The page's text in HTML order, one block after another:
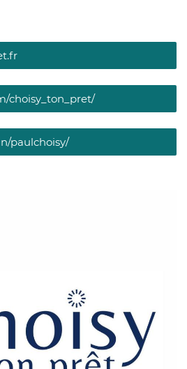
choisy_ton_pret/
paulchoisy/